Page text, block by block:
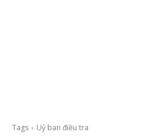
Tags Uỷ ban điều tra